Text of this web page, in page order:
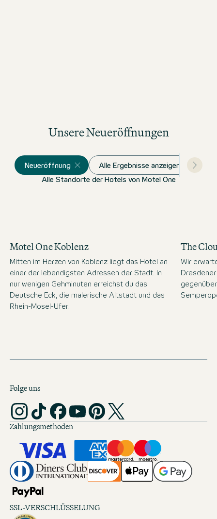
Unsere Neueröffnungen
Neueröffnung Alle Ergebnisse anzeigen
Alle Standorte der Hotels von Motel One
Motel One Koblenz
Mitten im Herzen von Koblenz liegt das Hotel an
einer der lebendigsten Adressen der Stadt. In
nur wenigen Gehminuten erreichst du das
Deutsche Eck, die malerische Altstadt und das
Rhein-Mosel-Ufer.
The
Wir
Folge uns
Zahlungsmethoden
SSL-VERSCHLÜSSELUNG